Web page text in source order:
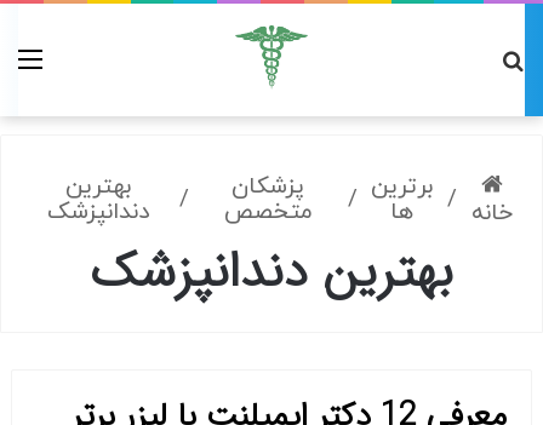
خانه / برترین
ها / پزشکان
متخصص / بهترین
دندانپزشک
بهترین دندانپزشک